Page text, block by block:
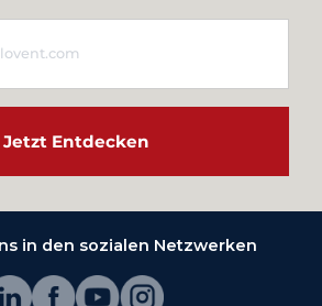
Jetzt Entdecken
in den sozialen Netzwerken